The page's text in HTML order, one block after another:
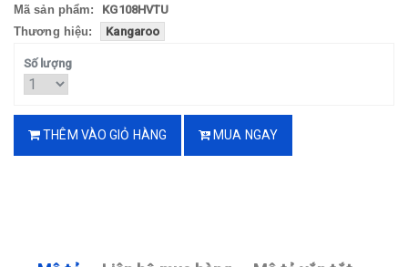
Mã sản phẩm:
KG108HVTU
Thương hiệu:
Kangaroo
Số lượng
THÊM VÀO GIỎ HÀNG MUA NGAY